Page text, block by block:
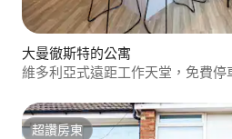
大曼徹斯特的公寓
維多利亞式遠距工作天堂，免費停
超讚房東